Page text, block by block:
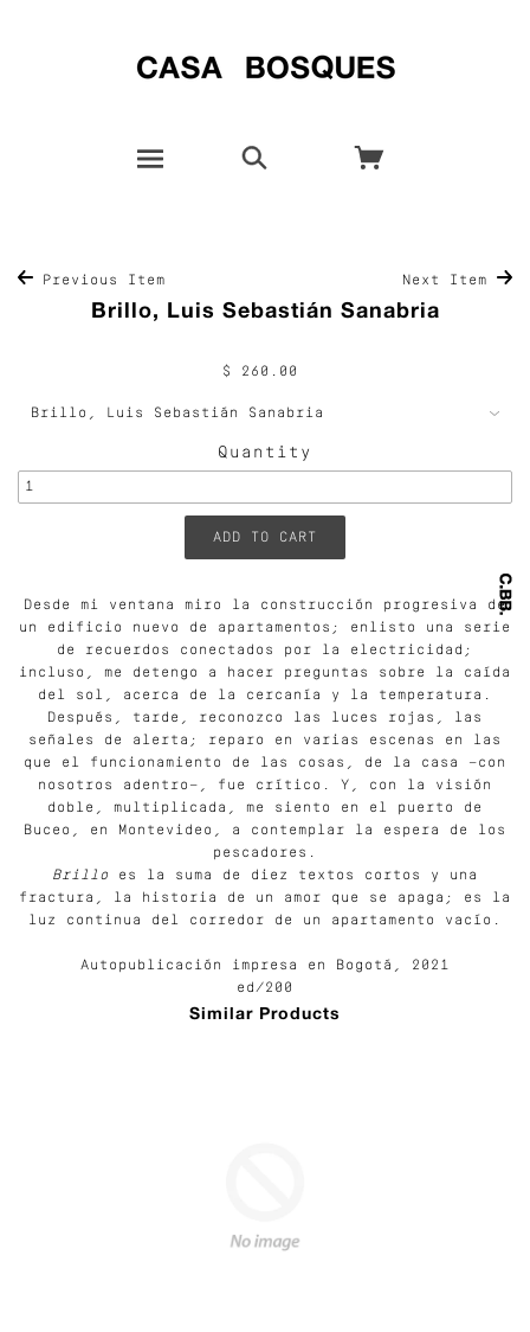
Previous Item Next Item
Brillo, Luis Sebastián Sanabria
$ 260.00
Quantity
Desde mi ventana miro la construcción progresiva de
un edificio nuevo de apartamentos; enlisto una serie
de recuerdos conectados por la electricidad;
incluso, me detengo a hacer preguntas sobre la caída
del sol, acerca de la cercanía y la temperatura.
Después, tarde, reconozco las luces rojas, las
señales de alerta; reparo en varias escenas en las
que el funcionamiento de las cosas, de la casa —con
nosotros adentro—, fue crítico. Y, con la visión
doble, multiplicada, me siento en el puerto de
Buceo, en Montevideo, a contemplar la espera de los
pescadores.
Brillo es la suma de diez textos cortos y una
fractura, la historia de un amor que se apaga; es la
luz continua del corredor de un apartamento vacío.
Autopublicación impresa en Bogotá, 2021
ed/200
Similar Products